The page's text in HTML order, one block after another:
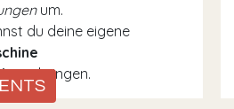
um.
du deine eigene
mitbringen.